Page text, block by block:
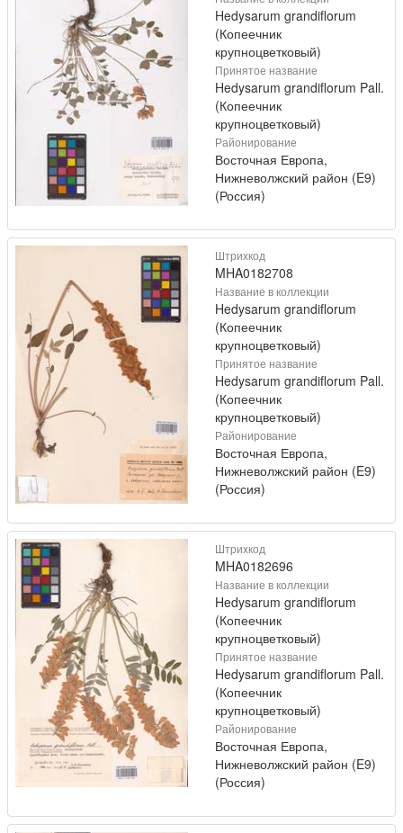
Hedysarum grandiflorum
(Копеечник
крупноцветковый)
Принятое название
Hedysarum grandiflorum Pall.
(Копеечник
крупноцветковый)
Районирование
Восточная Европа,
Нижневолжский район (E9)
(Россия)
Штрихкод
MHA0182708
Название в коллекции
Hedysarum grandiflorum
(Копеечник
крупноцветковый)
Принятое название
Hedysarum grandiflorum Pall.
(Копеечник
крупноцветковый)
Районирование
Восточная Европа,
Нижневолжский район (E9)
(Россия)
Штрихкод
MHA0182696
Название в коллекции
Hedysarum grandiflorum
(Копеечник
крупноцветковый)
Принятое название
Hedysarum grandiflorum Pall.
(Копеечник
крупноцветковый)
Районирование
Восточная Европа,
Нижневолжский район (E9)
(Россия)